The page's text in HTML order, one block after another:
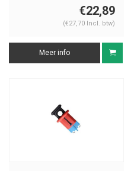
(Pin-Out Wide)
090850, 090851
€22,89
(€27,70 Incl. btw)
Meer info